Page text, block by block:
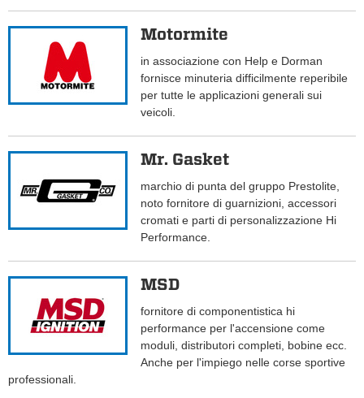
Motormite
in associazione con Help e Dorman
fornisce minuteria difficilmente reperibile
per tutte le applicazioni generali sui
veicoli.
Mr. Gasket
marchio di punta del gruppo Prestolite,
noto fornitore di guarnizioni, accessori
cromati e parti di personalizzazione Hi
Performance.
MSD
fornitore di componentistica hi
performance per l'accensione come
moduli, distributori completi, bobine ecc.
Anche per l'impiego nelle corse sportive
professionali.